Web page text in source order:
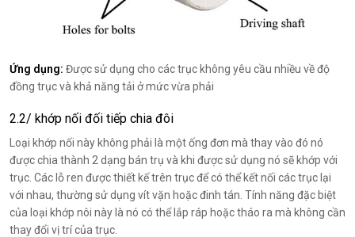
Ứng dụng: Được sử dụng cho các trục không yêu cầu nhiều về độ
đồng trục và khả năng tải ở mức vừa phải
2.2/ khớp nối đối tiếp chia đôi
Loại khớp nối này không phải là một ống đơn mà thay vào đó nó
được chia thành 2 dạng bán trụ và khi được sử dụng nó sẽ khớp với
trục. Các lỗ ren được thiết kế trên trục để có thể kết nối các trục lại
với nhau, thường sử dụng vít vặn hoặc đinh tán. Tính năng đặc biệt
của loại khớp nôi này là nó có thể lắp ráp hoặc tháo ra mà không cần
thay đổi vị trí của trục.